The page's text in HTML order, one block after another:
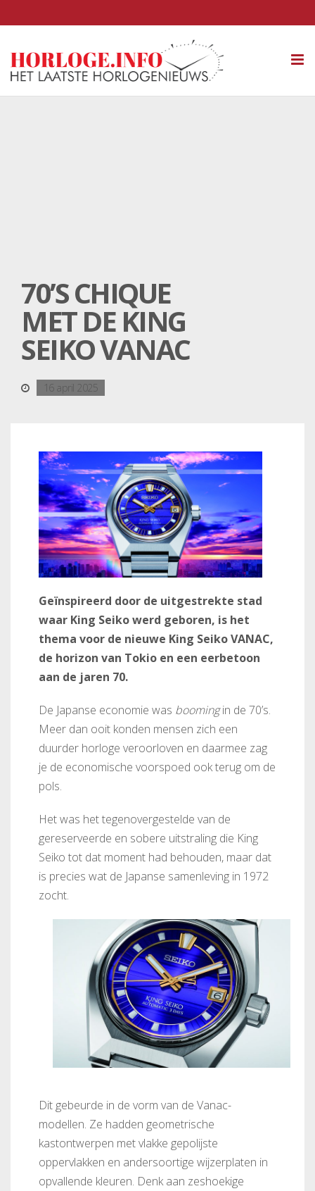
70’S CHIQUE
MET DE KING
SEIKO VANAC
16 april 2025
Geïnspireerd door de uitgestrekte stad
waar King Seiko werd geboren, is het
thema voor de nieuwe King Seiko VANAC,
de horizon van Tokio en een eerbetoon
aan de jaren 70.
De Japanse economie was boomingin de 70’s.
Meer dan ooit konden mensen zich een
duurder horloge veroorloven en daarmee zag
je de economische voorspoed ook terug om de
pols.
Het was het tegenovergestelde van de
gereserveerde en sobere uitstraling die King
Seiko tot dat moment had behouden, maar dat
is precies wat de Japanse samenleving in 1972
zocht.
Dit gebeurde in de vorm van de Vanac-
modellen. Ze hadden geometrische
kastontwerpen met vlakke gepolijste
oppervlakken en andersoortige wijzerplaten in
opvallende kleuren. Denk aan zeshoekige